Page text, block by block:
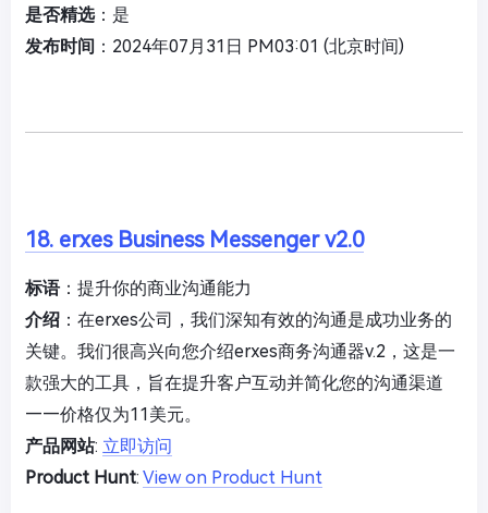
是否精选：是
发布时间 ：2024年07月31日 PM03:01 (北京时间)
18. erxes Business Messenger v2.0
标语：提升你的商业沟通能力
介绍 ：在erxes公司，我们深知有效的沟通是成功业务的
关键。我们很高兴向您介绍erxes商务沟通器v.2，这是一
款强大的工具，旨在提升客户互动并简化您的沟通渠道
——价格仅为11美元。
产品网站: 立即访问
Product Hunt: View on Product Hunt